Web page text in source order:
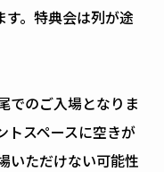
。特典会は列が途
でのご入場となりま
トスペースに空きが
いただけない可能性